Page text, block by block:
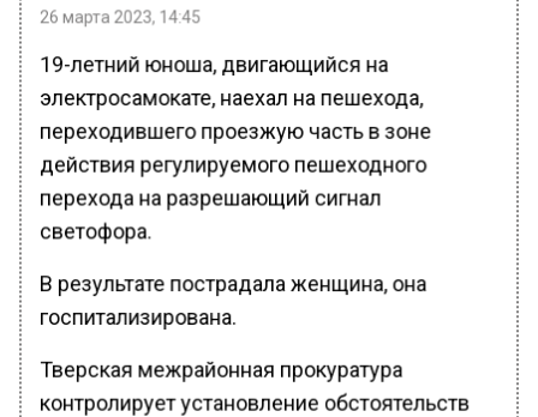
26 марта 2023, 14:45
19-летний юноша, двигающийся на
электросамокате, наехал на пешехода,
переходившего проезжую часть в зоне
действия регулируемого пешеходного
перехода на разрешающий сигнал
светофора.
В результате пострадала женщина, она
госпитализирована.
Тверская межрайонная прокуратура
контролирует установление обстоятельств